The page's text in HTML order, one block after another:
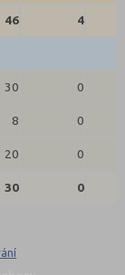
46 4
30 0
8 0
20 0
30 0